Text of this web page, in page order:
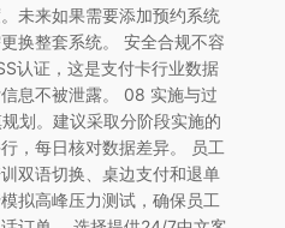
未来如果需要添加预约系统
换整套系统。 安全合规不容
认证，这是支付卡行业数据
息不被泄露。 08 实施与过
划。建议采取分阶段实施的
，每日核对数据差异。 员工
双语切换、桌边支付和退单
拟高峰压力测试，确保员工